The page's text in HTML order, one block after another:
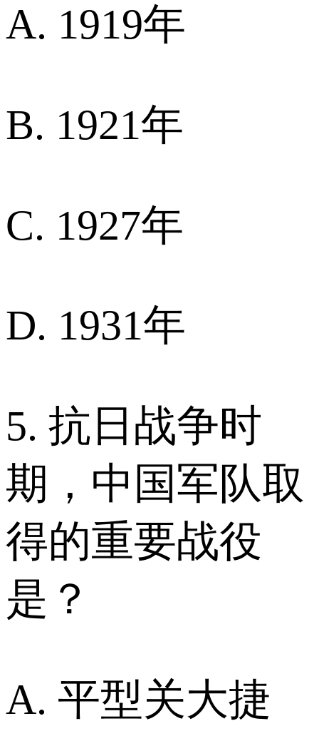
A. 1919年
B. 1921年
C. 1927年
D. 1931年
5. 抗日战争时
期，中国军队取
得的重要战役
是？
A. 平型关大捷